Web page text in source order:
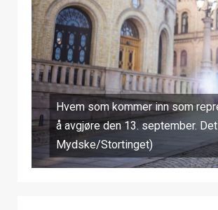
Hvem som kommer inn som
å avgjøre den 13. september.
Mydske/Stortinget)